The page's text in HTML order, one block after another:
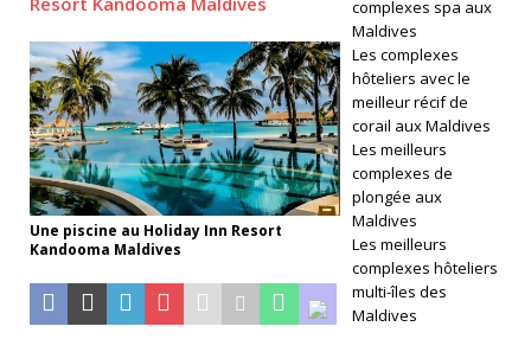
O
IL
ES
[
2
n
o
Une piscine au Holiday Inn Resort
Kandooma Maldives
complexes spa aux
Maldives
Les complexes
hôteliers avec le
meilleur récif de
corail aux Maldives
Les meilleurs
complexes de
plongée aux
Maldives
Les meilleurs
complexes hôteliers
multi-îles des
Maldives